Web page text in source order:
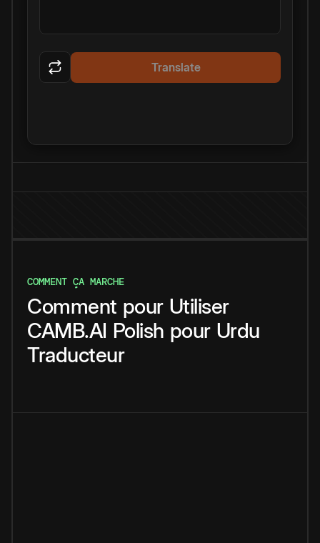
Translate
COMMENT ÇA MARCHE
Comment pour Utiliser
CAMB.AI Polish pour Urdu
Traducteur